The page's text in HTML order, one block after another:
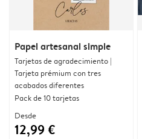
Papel artesanal simple
Tarjetas de agradecimiento |
Tarjeta prémium con tres
acabados diferentes
Pack de 10 tarjetas
Desde
12,99 €